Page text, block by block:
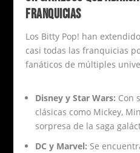
FRANQUICIAS
Los Bitty Pop! han
casi todas las franquicias
fanáticos de múltiples
Disney y Star Wars: Con
clásicas como Mickey,
sorpresa de la saga
DC y Marvel: Se